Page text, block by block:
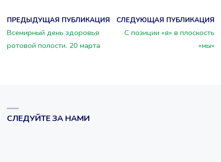
ПРЕДЫДУЩАЯ ПУБЛИКАЦИЯ
Всемирный день здоровья
ротовой полости. 20 марта
СЛЕДУЮЩАЯ ПУБЛИКАЦИЯ
С позиции «я» в плоскость
«мы»
СЛЕДУЙТЕ ЗА НАМИ